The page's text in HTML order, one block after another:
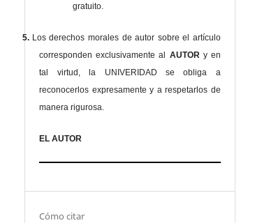
gratuito.
5. Los derechos morales de autor sobre el artículo
corresponden exclusivamente al AUTOR y en
tal virtud, la UNIVERIDAD se obliga a
reconocerlos expresamente y a respetarlos de
manera rigurosa.
EL AUTOR
Cómo citar